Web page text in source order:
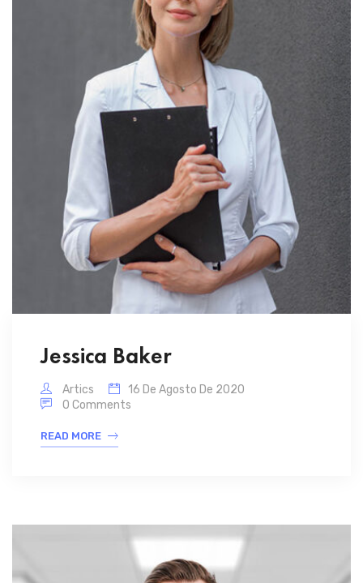
Jessica Baker
Artics
16 De Agosto De 2020
0 Comments
READ MORE